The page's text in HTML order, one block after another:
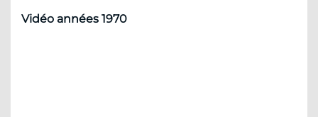
Vidéo années 1970